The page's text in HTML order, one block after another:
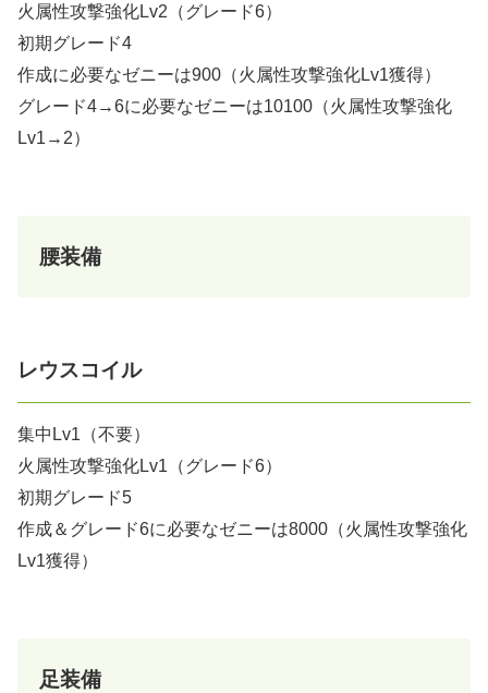
火属性攻撃強化Lv2（グレード6）
初期グレード4
作成に必要なゼニーは900（火属性攻撃強化Lv1獲得）
グレード4→6に必要なゼニーは10100（火属性攻撃強化
Lv1→2）
腰装備
レウスコイル
集中Lv1（不要）
火属性攻撃強化Lv1（グレード6）
初期グレード5
作成＆グレード6に必要なゼニーは8000（火属性攻撃強化
Lv1獲得）
足装備